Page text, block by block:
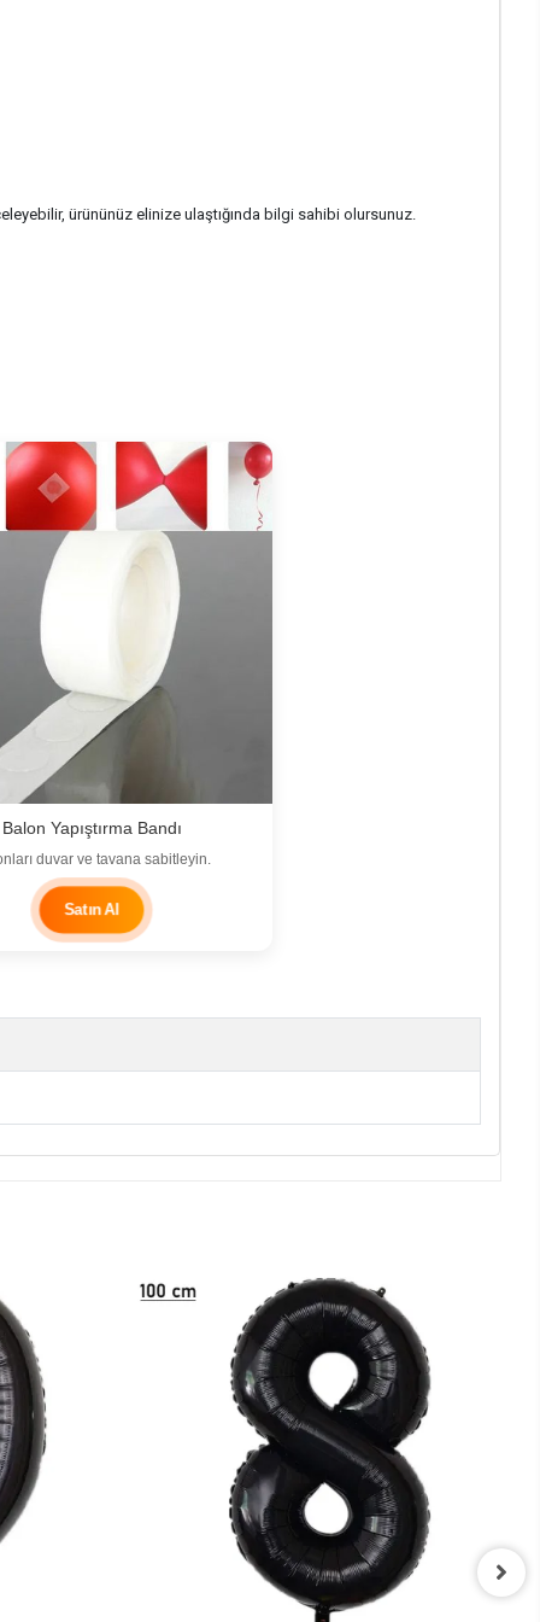
ürününüz elinize ulaştığında bilgi sahibi olursunuz.
Balon Yapıştırma Bandı
duvar ve tavana sabitleyin.
Satın Al